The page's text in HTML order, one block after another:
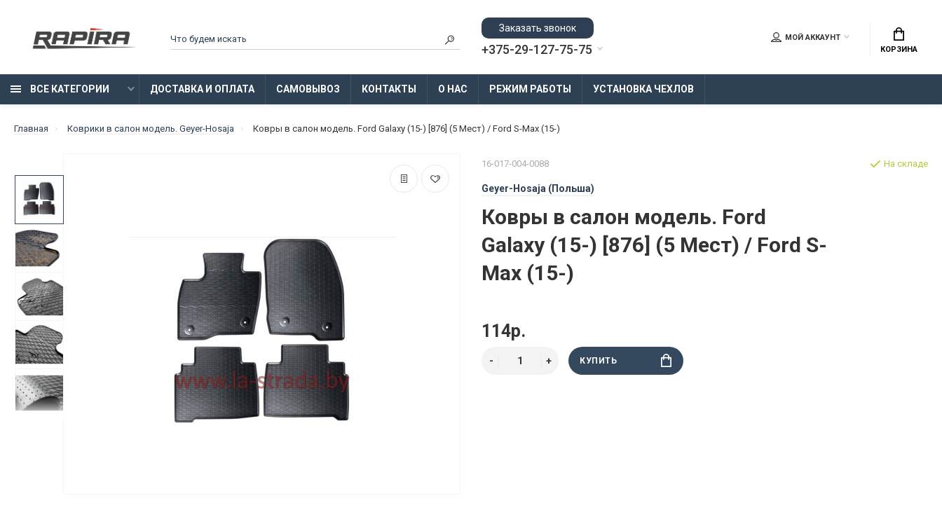
Заказать звонок
+375-29-127-75-75
МОЙ АККАУНТ
КОРЗИНА
ВСЕ КАТЕГОРИИ ДОСТАВКА И ОПЛАТА САМОВЫВОЗ КОНТАКТЫ О НАС РЕЖИМ РАБОТЫ УСТАНОВКА ЧЕХЛОВ
Главная Коврики в салон модель. Geyer-Hosaja Ковры в салон модель. Ford Galaxy (15-) [876] (5 Мест) / Ford S-Max (15-)
16-017-004-0088
Geyer-Hosaja (Польша)
Ковры в салон модель. Ford
Galaxy (15-) [876] (5 Мест) / Ford S-
Max (15-)
На складе
114р.
КУПИТЬ